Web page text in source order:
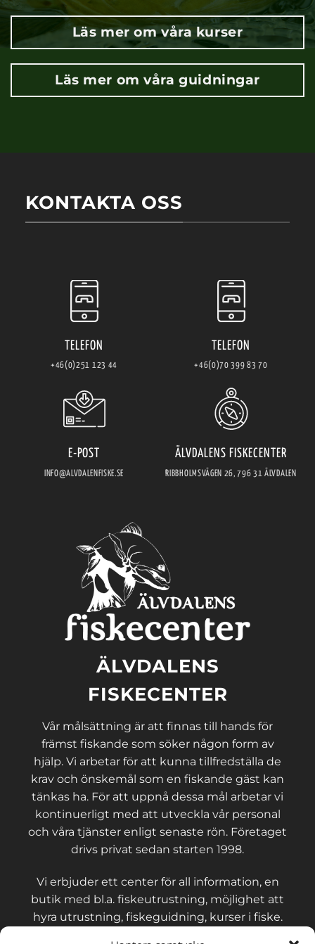
Läs mer om våra kurser
Läs mer om våra guidningar
KONTAKTA OSS
TELEFON
+46(0)251 123 44
TELEFON
+46(0)70 399 83 70
E-POST
INFO@ALVDALENFISKE.SE
ÄLVDALENS FISKECENTER
RIBBHOLMSVÄGEN 26, 796 31 ÄLVDALEN
ÄLVDALENS
FISKECENTER
Vår målsättning är att finnas till hands för
främst fiskande som söker någon form av
hjälp. Vi arbetar för att kunna tillfredställa de
krav och önskemål som en fiskande gäst kan
tänkas ha. För att uppnå dessa mål arbetar vi
kontinuerligt med att utveckla vår personal
och våra tjänster enligt senaste rön. Företaget
drivs privat sedan starten 1998.
Vi erbjuder ett center för all information, en
butik med bl.a. fiskeutrustning, möjlighet att
hyra utrustning, fiskeguidning, kurser i fiske.